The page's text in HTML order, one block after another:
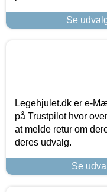
Se
Legehjulet.dk er e-
på Trustpilot hvor
at melde retur om
deres udvalg.
Se